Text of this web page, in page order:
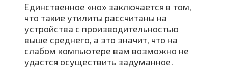
Единственное «но» заключается в том,
что такие утилиты рассчитаны на
устройства с производительностью
выше среднего, а это значит, что на
слабом компьютере вам возможно не
удастся осуществить задуманное.